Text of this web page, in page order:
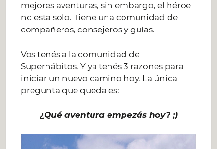
mejores aventuras, sin embargo, el héroe
no está sólo. Tiene una comunidad de
compañeros, consejeros y guías.
Vos tenés a la comunidad de
Superhábitos. Y ya tenés 3 razones para
iniciar un nuevo camino hoy. La única
pregunta que queda es:
¿Qué aventura empezás hoy? ;)